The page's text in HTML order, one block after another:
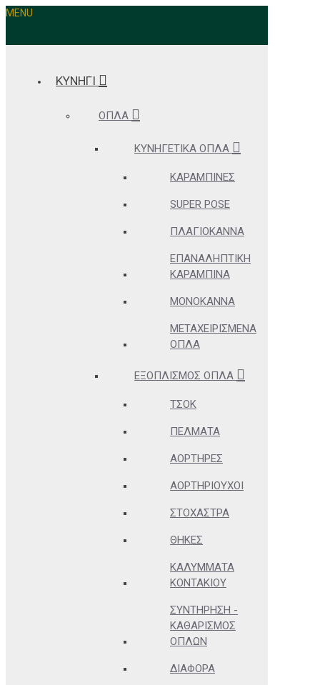
MENU
ΚΥΝΗΓΙ
ΌΠΛΑ
ΚΥΝΗΓΕΤΙΚΆ ΌΠΛΑ
ΚΑΡΑΜΠΊΝΕΣ
SUPER POSE
ΠΛΑΓΙΌΚΑΝΝΑ
ΕΠΑΝΑΛΗΠΤΙΚΉ
ΚΑΡΑΜΠΊΝΑ
ΜΟΝΌΚΑΝΝΑ
ΜΕΤΑΧΕΙΡΙΣΜΈΝΑ
ΌΠΛΑ
ΕΞΟΠΛΙΣΜΌΣ ΌΠΛΑ
ΤΣΟΚ
ΠΈΛΜΑΤΑ
ΑΟΡΤΉΡΕΣ
ΑΟΡΤΗΡΙΟΎΧΟΙ
ΣΤΌΧΑΣΤΡΑ
ΘΉΚΕΣ
ΚΑΛΎΜΜΑΤΑ
ΚΟΝΤΑΚΊΟΥ
ΣΥΝΤΉΡΗΣΗ -
ΚΑΘΑΡΙΣΜΌΣ
ΌΠΛΩΝ
ΔΙΆΦΟΡΑ